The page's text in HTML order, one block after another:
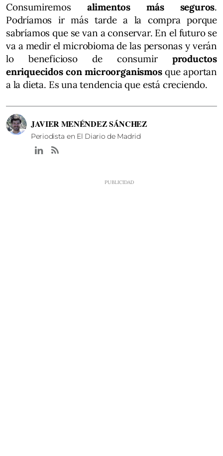
Consumiremos alimentos más seguros.
Podríamos ir más tarde a la compra porque
sabríamos que se van a conservar. En el futuro se
va a medir el microbioma de las personas y verán
lo beneficioso de consumir productos
enriquecidos con microorganismosque aportan
a la dieta. Es una tendencia que está creciendo.
JAVIER MENÉNDEZ SÁNCHEZ
Periodista en El Diario de Madrid